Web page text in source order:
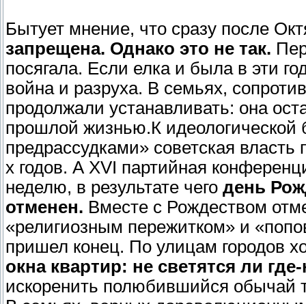
Бытует мнение, что сразу после
запрещена. Однако это не так.
посягала. Если елка и была в эти
война и разруха. В семьях,
продолжали устанавливать: она
прошлой жизнью.К идеологической
предрассудками» советская
х годов. А XVI партийная
неделю, в результате чего день
отменен. Вместе с Рождеством
«религиозным пережитком» и
пришел конец. По улицам городов
окна квартир: не светятся ли
искоренить полюбившийся обычай